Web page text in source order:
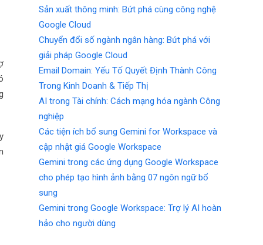
Sản xuất thông minh: Bứt phá cùng công nghệ
Google Cloud
Chuyển đổi số ngành ngân hàng: Bứt phá với
giải pháp Google Cloud
Email Domain: Yếu Tố Quyết Định Thành Công
Trong Kinh Doanh & Tiếp Thị
AI trong Tài chính: Cách mạng hóa ngành Công
nghiệp
Các tiện ích bổ sung Gemini for Workspace và
cập nhật giá Google Workspace
Gemini trong các ứng dụng Google Workspace
cho phép tạo hình ảnh bằng 07 ngôn ngữ bổ
sung
Gemini trong Google Workspace: Trợ lý AI hoàn
hảo cho người dùng